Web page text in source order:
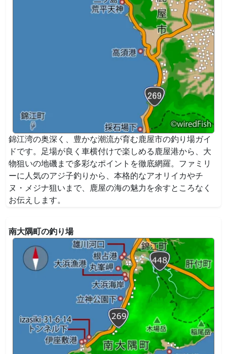
錦江湾の奥深く、豊かな潮流が育む鹿屋市の釣り場ガイ
ドです。足場が良く車横付けで楽しめる鹿屋港から、大
物狙いの地磯まで多彩なポイントを徹底網羅。ファミリ
ーに人気のアジ子釣りから、本格的なアオリイカやチ
ヌ・メジナ狙いまで、鹿屋の海の魅力を余すところなく
お伝えします。
南大隅町の釣り場